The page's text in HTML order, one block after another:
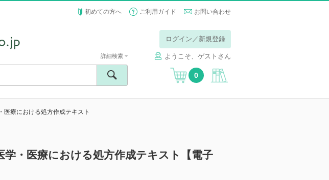
初めての方へ ご利用ガイド お問い合わせ
ログイン／新規登録
ようこそ、ゲストさん
詳細検索
0
医療における処方作成テキスト
学・医療における処方作成テキスト【電子